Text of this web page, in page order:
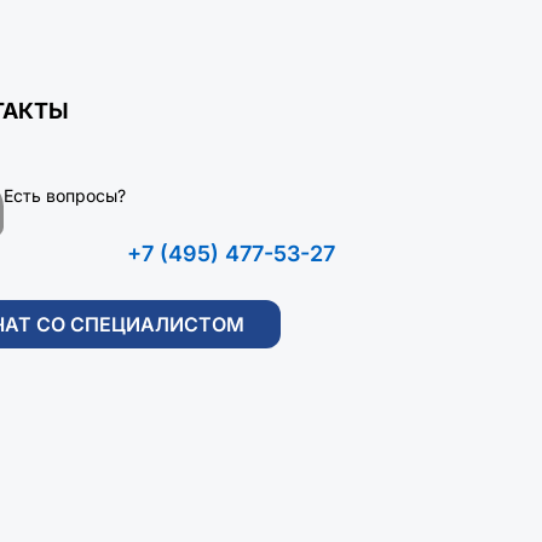
Есть вопросы?
+7 (495) 477-53-27
СО СПЕЦИАЛИСТОМ